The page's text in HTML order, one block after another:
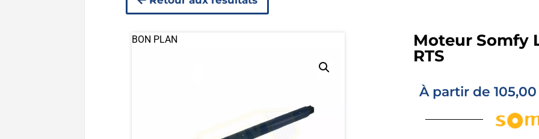
BON PLAN
Moteur Somfy
RTS
À partir de